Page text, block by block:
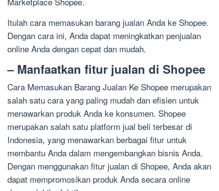
Itulah cara memasukan barang jualan Anda ke Shopee.
Dengan cara ini, Anda dapat meningkatkan penjualan
online Anda dengan cepat dan mudah.
– Manfaatkan fitur jualan di Shopee
Cara Memasukan Barang Jualan Ke Shopee merupakan
salah satu cara yang paling mudah dan efisien untuk
menawarkan produk Anda ke konsumen. Shopee
merupakan salah satu platform jual beli terbesar di
Indonesia, yang menawarkan berbagai fitur untuk
membantu Anda dalam mengembangkan bisnis Anda.
Dengan menggunakan fitur jualan di Shopee, Anda akan
dapat mempromosikan produk Anda secara online